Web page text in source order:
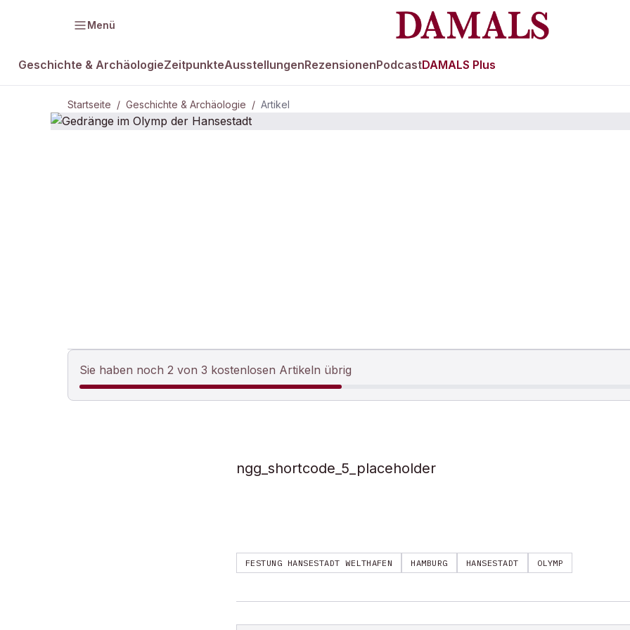
Menü
Geschichte & ArchäologieZeitpunkteAusstellungenRezensionenPodcastDAMALS Plus
Startseite / Geschichte & Archäologie / Artikel
Sie haben noch 2 von 3 kostenlosen Artikeln übrig
ngg_shortcode_5_placeholder
FESTUNG HANSESTADT WELTHAFEN HAMBURG HANSESTADT OLYMP